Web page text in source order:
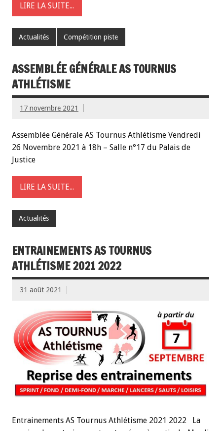
LIRE LA SUITE...
Actualités Compétition piste
ASSEMBLÉE GÉNÉRALE AS TOURNUS
ATHLÉTISME
17 novembre 2021
Assemblée Générale AS Tournus Athlétisme Vendredi
26 Novembre 2021 à 18h – Salle n°17 du Palais de
Justice
LIRE LA SUITE...
Actualités
ENTRAINEMENTS AS TOURNUS
ATHLÉTISME 2021 2022
31 août 2021
Entrainements AS Tournus Athlétisme 2021 2022 La